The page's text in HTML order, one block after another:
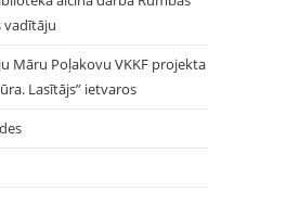
vadītāju
Māru Poļakovu VKKF projekta
Lasītājs” ietvaros